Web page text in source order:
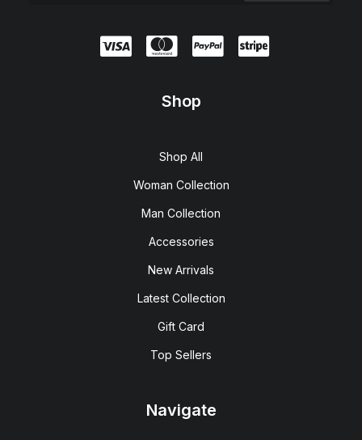
Shop
Shop All
Woman Collection
Man Collection
Accessories
New Arrivals
Latest Collection
Gift Card
Top Sellers
Navigate